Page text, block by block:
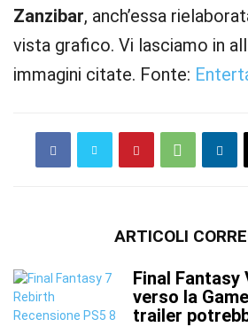
Zanzibar, anch’essa
vista grafico. Vi lasciamo in
immagini citate. Fonte:
ARTICOLI
Final Fantasy
verso la
trailer